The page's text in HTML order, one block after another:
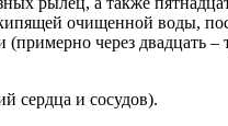
очищенной воды,
через двадцать –
сердца и сосудов).